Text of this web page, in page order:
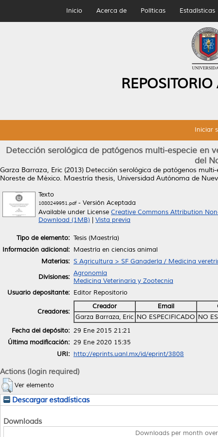
Inicio Acerca de Políticas Estadísticas
Iniciar
Detección serológica de patógenos multi-especie en
del
Garza Barraza, Eric (2013) Detección serológica de patógenos
Noreste de México. Maestría thesis, Universidad Autónoma de
Texto
1080249951.pdf- Versión Aceptada
Available under License Creative Commons Attribution
Download (1MB)
Vista previa
Tipo de elemento: Tesis (Maestría)
Información adicional: Maestría en ciencias animal
Materias: S Agricultura > SF Ganadería / Medicina
Divisiones: Agronomía
Medicina Veterinaria y Zootecnia
Usuario depositante: Editor Repositorio
Creadores:
Creador Email
Garza Barraza, Eric NO ESPECIFICADO NO
Fecha del depósito: 29 Ene 2015 21:21
Última modificación: 29 Ene 2020 15:35
URI: http://eprints.uanl.mx/id/eprint/3808
Actions (login required)
Ver elemento
Descargar estadísticas
Downloads
Downloads per month